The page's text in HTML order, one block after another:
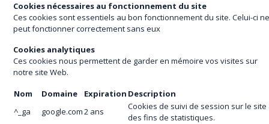
Cookies nécessaires au fonctionnement du site
Ces cookies sont essentiels au bon fonctionnement du site. Celui-ci
peut fonctionner correctement sans eux
Cookies analytiques
Ces cookies nous permettent de garder en mémoire vos visites sur
notre site Web.
Nom
Domaine Expiration Description
^_ga
google.com2 ans
Cookies de suivi de session sur le site
des fins de statistiques.